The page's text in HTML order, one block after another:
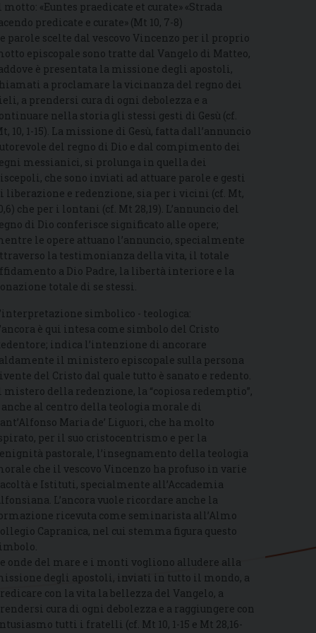
motto: «Euntes praedicate et curate» «Strada
predicate e curate» (Mt 10, 7-8)
parole scelte dal vescovo Vincenzo per il proprio
episcopale sono tratte dal Vangelo di Matteo,
è presentata la missione degli apostoli,
a proclamare la vicinanza del regno dei
a prendersi cura di ogni debolezza e a
nella storia gli stessi gesti di Gesù (cf.
10, 1-15). La missione di Gesù, fatta dall’annuncio
del regno di Dio e dal compimento dei
messianici, si prolunga in quella dei
che sono inviati ad attuare parole e gesti
liberazione e redenzione, sia per i vicini (cf. Mt,
che per i lontani (cf. Mt 28,19). L’annuncio del
di Dio conferisce significato alle opere;
le opere attuano l’annuncio, specialmente
la testimonianza della vita, il totale
a Dio Padre, la libertà interiore e la
totale di se stessi.
simbolico - teologica:
è qui intesa come simbolo del Cristo
indica l’intenzione di ancorare
il ministero episcopale sulla persona
del Cristo dal quale tutto è sanato e redento.
mistero della redenzione, la “copiosa redemptio”,
anche al centro della teologia morale di
Maria de’ Liguori, che ha molto
per il suo cristocentrismo e per la
pastorale, l’insegnamento della teologia
che il vescovo Vincenzo ha profuso in varie
e Istituti, specialmente all’Accademia
L’ancora vuole ricordare anche la
ricevuta come seminarista all’Almo
Capranica, nel cui stemma figura questo
onde del mare e i monti vogliono alludere alla
degli apostoli, inviati in tutto il mondo, a
con la vita la bellezza del Vangelo, a
cura di ogni debolezza e a raggiungere con
tutti i fratelli (cf. Mt 10, 1-15 e Mt 28,16-